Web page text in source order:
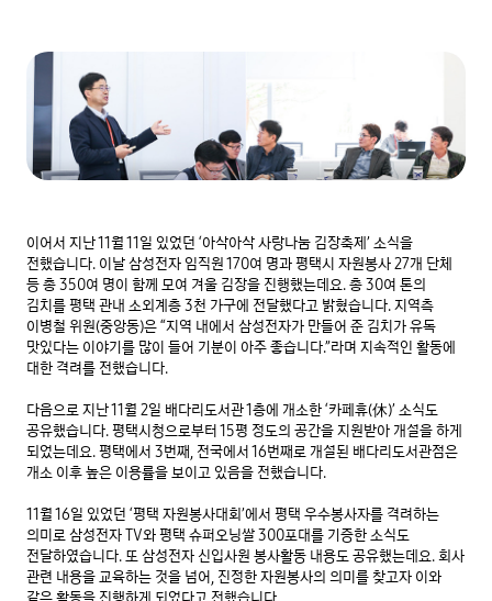
이어서 지난 11월 11일 있었던 ‘아삭아삭 사랑나눔 김장축제’ 소식을
전했습니다. 이날 삼성전자 임직원 170여 명과 평택시 자원봉사 27개 단체
등 총 350여 명이 함께 모여 겨울 김장을 진행했는데요. 총 30여 톤의
김치를 평택 관내 소외계층 3천 가구에 전달했다고 밝혔습니다. 지역측
이병철 위원(중앙동)은 “지역 내에서 삼성전자가 만들어 준 김치가 유독
맛있다는 이야기를 많이 들어 기분이 아주 좋습니다.”라며 지속적인 활동에
대한 격려를 전했습니다.
다음으로 지난 11월 2일 배다리도서관 1층에 개소한 ‘카페휴(休)’ 소식도
공유했습니다. 평택시청으로부터 15평 정도의 공간을 지원받아 개설을 하게
되었는데요. 평택에서 3번째, 전국에서 16번째로 개설된 배다리도서관점은
개소 이후 높은 이용률을 보이고 있음을 전했습니다.
11월 16일 있었던 ‘평택 자원봉사대회’에서 평택 우수봉사자를 격려하는
의미로 삼성전자 TV와 평택 슈퍼오닝쌀 300포대를 기증한 소식도
전달하였습니다. 또 삼성전자 신입사원 봉사활동 내용도 공유했는데요. 회사
관련 내용을 교육하는 것을 넘어, 진정한 자원봉사의 의미를 찾고자 이와